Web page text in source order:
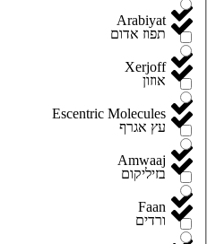
Arabiyat
Xerjoff
Escentric Molecules
Amwaaj
Faan
תפוז אדום
אוזון
עץ אגרף
בזיליקום
ורדים